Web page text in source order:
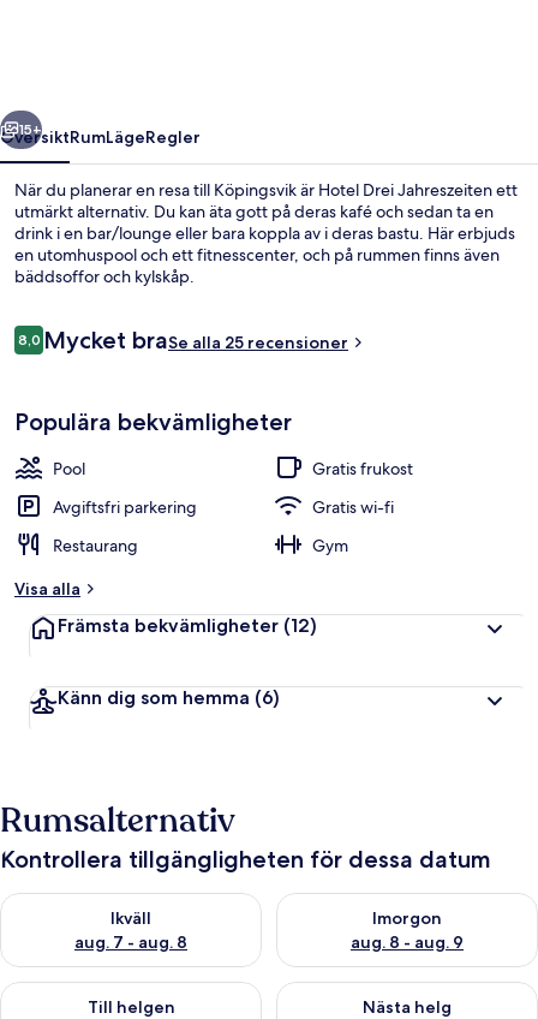
Nästa
15+
ÖversiktRumLägeRegler
När du planerar en resa till Köpingsvik är Hotel Drei Jahreszeiten ett
utmärkt alternativ. Du kan äta gott på deras kafé och sedan ta en
drink i en bar/lounge eller bara koppla av i deras bastu. Här erbjuds
en utomhuspool och ett fitnesscenter, och på rummen finns även
bäddsoffor och kylskåp.
Recensioner
8,08,0 av 10,
Mycket braSe alla 25 recensioner
Populära bekvämligheter
Pool
Gratis frukost
Avgiftsfri parkering
Gratis wi-fi
Restaurang
Gym
Visa alla
Främsta bekvämligheter (12)
Känn dig som hemma (6)
Rumsalternativ
Kontrollera tillgängligheten för dessa datum
Ikväll
aug. 7 - aug. 8
Kontrollera tillgängligheten för ikväll aug. 7 - aug. 8
Imorgon
aug. 8 - aug. 9
Kontrollera tillgängligheten
Till helgen
Kontrollera tillgängligheten för den här helgen aug. 7 - aug. 9
Nästa helg
Kontrollera tillgängligheten